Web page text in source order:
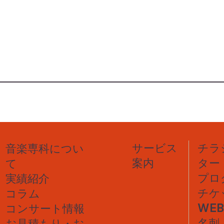
音楽専科につい
て
実績紹介
コラム
コンサート情報
サービス
案内
チラ
ター
プロ
チケ